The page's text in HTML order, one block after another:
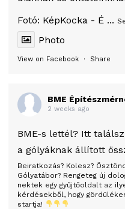
Fotó: KépKocka - É ...
Photo
View on Facebook · Share
BME
2 weeks ago
BME-s lettél? Itt
a gólyáknak állított
Beiratkozás? Kolesz?
Gólyatábor? Rengeteg új
nektek egy gyűjtőoldalt az
kérdésekből, hogy
startja!